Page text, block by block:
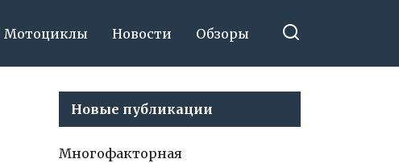
Мотоциклы Новости Обзоры
Новые публикации
Многофакторная